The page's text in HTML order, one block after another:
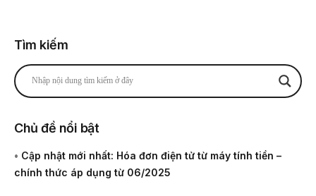
Tìm kiếm
Chủ đề nổi bật
• Cập nhật mới nhất: Hóa đơn điện tử từ máy tính tiền –
chính thức áp dụng từ 06/2025